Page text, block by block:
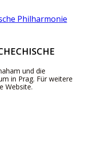
und die
in Prag. Für weitere
Website.